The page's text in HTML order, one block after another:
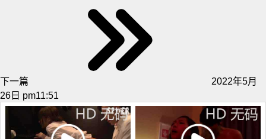
下一篇
2022年5月
26日 pm11:51